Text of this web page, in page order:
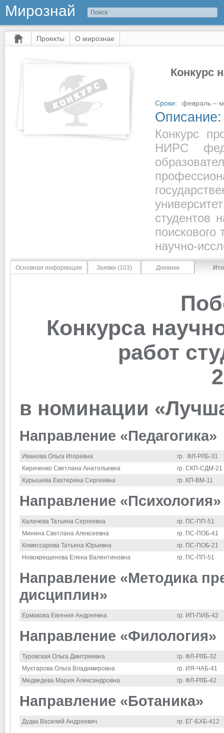
Мирознай
Проекты О мирознае
Конкурс
Сроки: февраль –
Описание:
Конкурс
НИРС
студентов
поискового
научно-
Основная информация Заявки (103) Дневник
Конкурса
работ
в номинации
Направление «Педагогика»
Иванова Ольга Игоревна
гр. ФЛ-РЛБ-31
Кириченко Светлана Анатольевна
гр. СКП-СДМ-21
Курышева Екатерина Сергеевна
гр. КП-ВМ-11
Направление «Психология»
Калачева Татьяна Сергеевна
гр. ПС-ПП-51
Минина Светлана Алексеевна
гр. ПС-ПОБ-41
Комиссарова Татьяна Юрьевна
гр. ПС-ПОБ-21
Новокрещенова Елена Валентиновна
гр. ПС-ПП-51
Направление «Методика
дисциплин»
Ермакова Евгения Андреевна гр. ИП-ПИБ-42
Направление «Филология»
Туровская Ольга Дмитриевна
гр. ФЛ-РЛБ-32
Мухтарова Ольга Владимировна
гр. ИЯ-ЧАБ-41
Медведева Мария Александровна
гр. ФЛ-РЛБ-42
Направление «Ботаника»
Дудка Василий Андреевич гр. ЕГ-БХБ-412